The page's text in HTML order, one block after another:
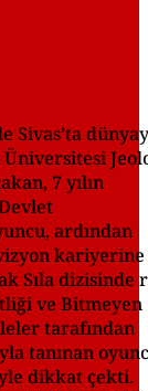
Sivas’ta
7 yılın
ardından
kariyerine
Sıla dizisinde
ve Bitmeyen
tarafından
tanınan
dikkat çekti.